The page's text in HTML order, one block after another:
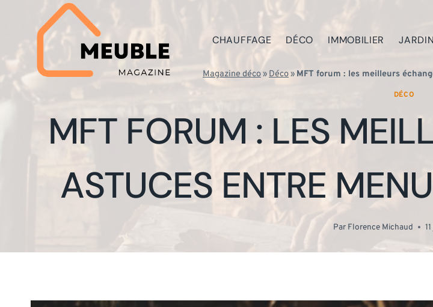
CHAUFFAGE DÉCO IMMOBILIER
Magazine déco»Déco» MFT forum : les meilleurs
DÉCO
MFT FORUM : LES
ASTUCES ENTRE
Par Florence Michaud